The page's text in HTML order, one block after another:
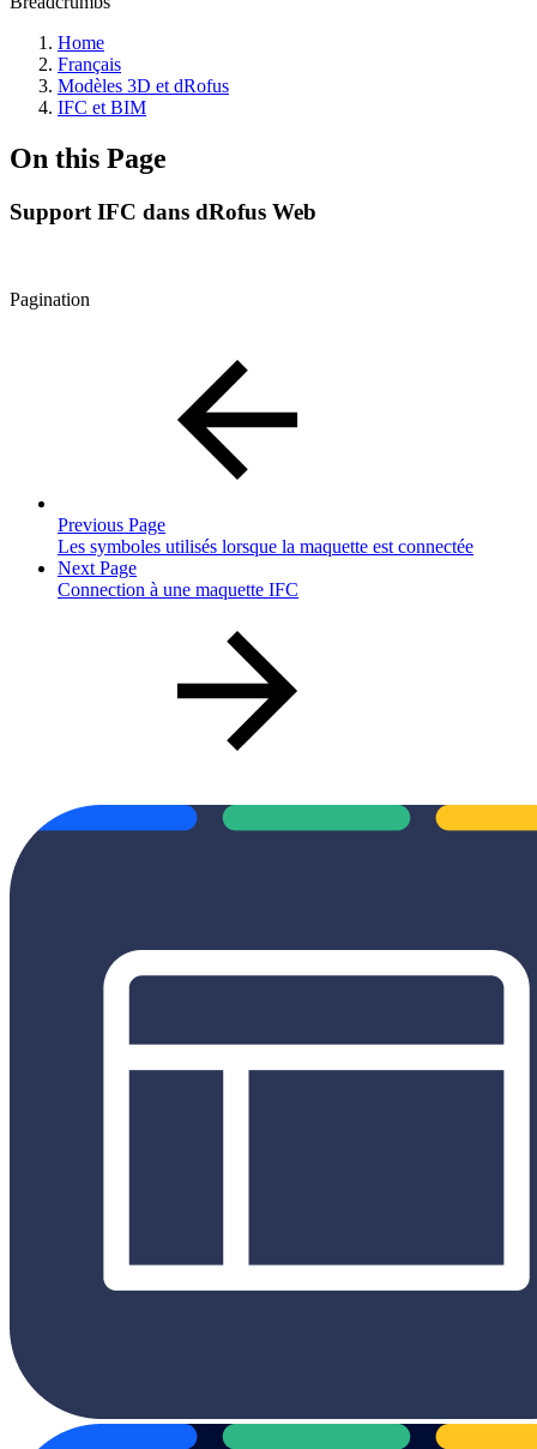
Home
Français
Modèles 3D et dRofus
IFC et BIM
On this Page
Support IFC dans dRofus Web
Pagination
Previous Page
Les symboles utilisés lorsque la maquette est connectée
Next Page
Connection à une maquette IFC